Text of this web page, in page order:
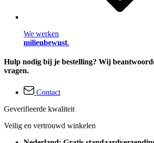
We werken
milieubewust.
Hulp nodig bij je bestelling? Wij
vragen.
Contact
Geverifieerde kwaliteit
Veilig en vertrouwd winkelen